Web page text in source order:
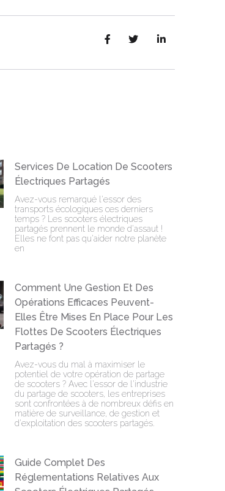
Services De Location De Scooters
Électriques Partagés
Avez-vous remarqué l'essor des
transports écologiques ces derniers
temps ? Les scooters électriques
partagés prennent le monde d'assaut !
Elles ne font pas qu'aider notre planète
en
Comment Une Gestion Et Des
Opérations Efficaces Peuvent-
Elles Être Mises En Place Pour Les
Flottes De Scooters Électriques
Partagés ?
Avez-vous du mal à maximiser le
potentiel de votre opération de partage
de scooters ? Avec l'essor de l'industrie
du partage de scooters, les entreprises
sont confrontées à de nombreux défis en
matière de surveillance, de gestion et
d'exploitation des scooters partagés.
Guide Complet Des
Réglementations Relatives Aux